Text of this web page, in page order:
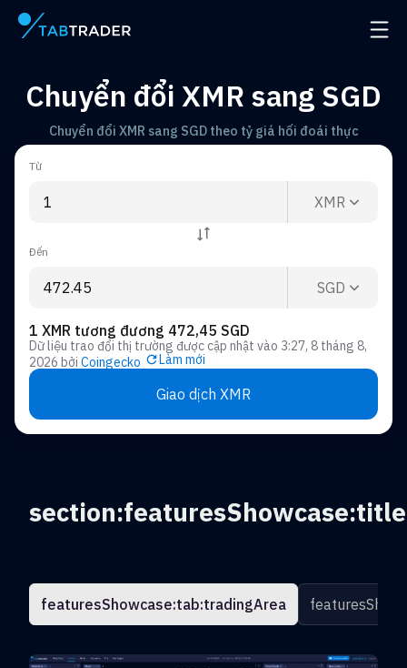
Trang chính Mở
Chuyển đổi XMR sang SGD
Chuyển đổi XMR sang SGD theo tỷ giá hối đoái thực
Từ
XMR
Đến
SGD
1 XMR tương đương 472,45 SGD
Dữ liệu trao đổi thị trường được cập nhật vào 3:27, 8 tháng 8,
2026 bởi Coingecko Làm mới
Giao dịch XMR
section:featuresShowcase:title
featuresShowcase:tab:tradingArea